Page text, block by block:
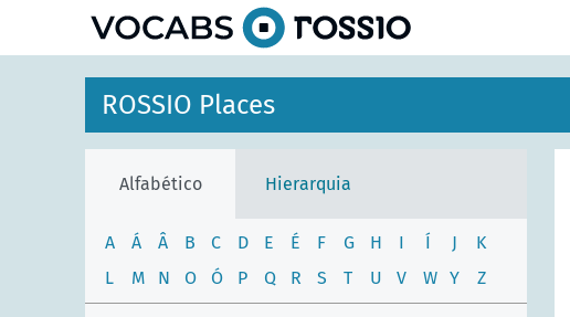
ROSSIO Places
Alfabético Hierarquia
A Á Â B C D E É F G H I Í J
K
L
M N O Ó P Q R S T U V W Y Z